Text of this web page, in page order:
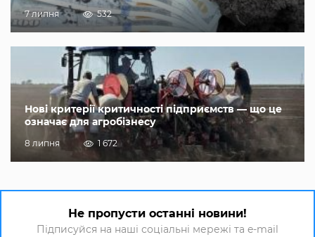
7 липня 532
Нові критерії критичності підприємств — що це
означає для агробізнесу
8 липня 1 672
Не пропусти останні новини!
Підписуйся на наші соціальні мережі та e-mail